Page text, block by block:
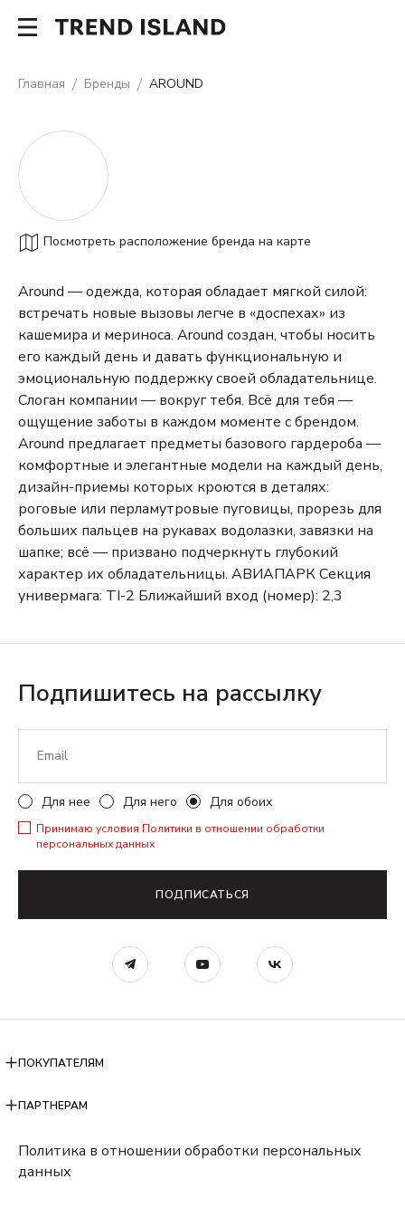
Главная Бренды AROUND
Посмотреть расположение бренда на карте
Around — одежда, которая обладает мягкой силой:
встречать новые вызовы легче в «доспехах» из
кашемира и мериноса. Around создан, чтобы носить
его каждый день и давать функциональную и
эмоциональную поддержку своей обладательнице.
Слоган компании — вокруг тебя. Всё для тебя —
ощущение заботы в каждом моменте с брендом.
Around предлагает предметы базового гардероба —
комфортные и элегантные модели на каждый день,
дизайн-приемы которых кроются в деталях:
роговые или перламутровые пуговицы, прорезь для
больших пальцев на рукавах водолазки, завязки на
шапке; всё — призвано подчеркнуть глубокий
характер их обладательницы. АВИАПАРКСекция
универмага: TI-2 Ближайший вход (номер): 2,3
Подпишитесь на рассылку
Для нее Для него Для обоих
Принимаю условия Политики в отношении обработки
персональных данных
ПОДПИСАТЬСЯ
ПОКУПАТЕЛЯМ
ПАРТНЕРАМ
Политика в отношении обработки персональных
данных